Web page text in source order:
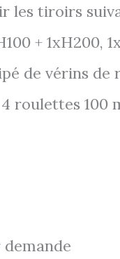
tiroirs
+ 1xH200,
de vérins de
roulettes 100